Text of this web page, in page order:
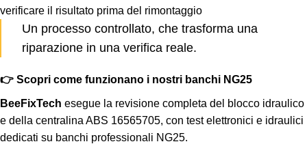
verificare il risultato prima del rimontaggio
Un processo controllato, che trasforma una
riparazione in una verifica reale.
👉 Scopri come funzionano i nostri banchi NG25
BeeFixTech esegue la revisione completa del blocco idraulico
e della centralina ABS 16565705, con test elettronici e idraulici
dedicati su banchi professionali NG25.